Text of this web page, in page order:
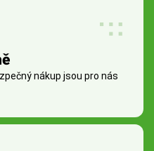
nákup jsou pro nás